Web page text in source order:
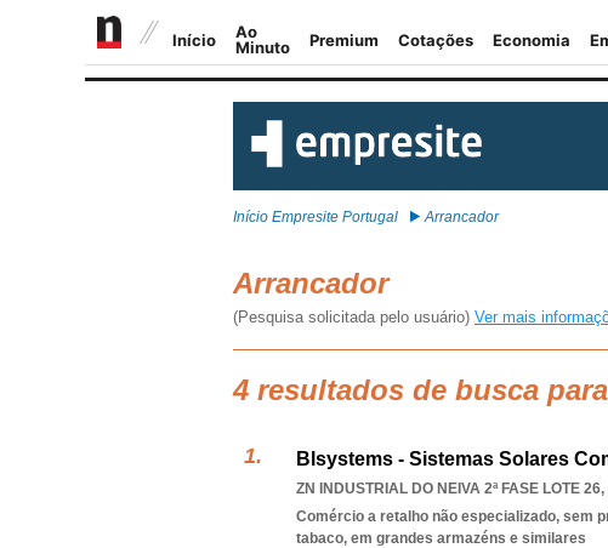
Início Empresite Portugal Arrancador
Arrancador
(Pesquisa solicitada pelo usuário) Ver mais
4 resultados de busca
Blsystems - Sistemas Solares
ZN INDUSTRIAL DO NEIVA 2ª FASE LOTE
Comércio a retalho não especializado, sem
tabaco, em grandes armazéns e similares